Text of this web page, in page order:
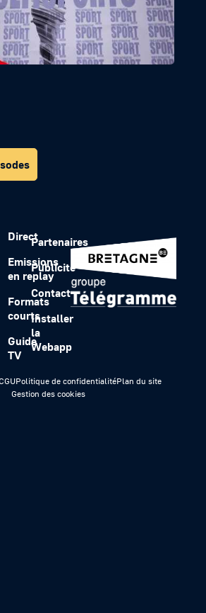
Direct
Emissions
en replay
Formats
courts
Guide
TV
Partenaires
Publicité
Contact
Installer
la
Webapp
Politique de confidentialitéPlan du site
Gestion des cookies